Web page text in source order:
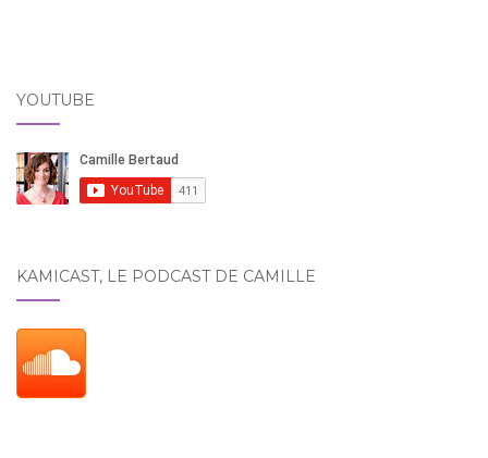
ARTICLES
YOUTUBE
KAMICAST, LE PODCAST DE CAMILLE